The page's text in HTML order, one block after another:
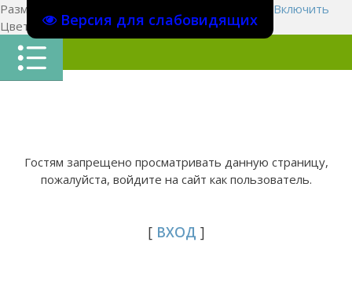
Версия для слабовидящих
Размер шрифта:
Включить
Цвет сайтаЦ Ц Ц Х
Гостям запрещено просматривать данную страницу,
пожалуйста, войдите на сайт как пользователь.
[ ВХОД ]